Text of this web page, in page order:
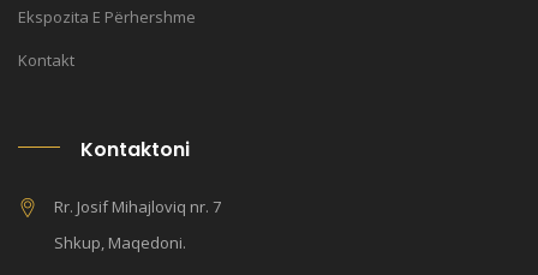
Ekspozita E Përhershme
Kontakt
Kontaktoni
Rr. Josif Mihajloviq nr. 7
Shkup, Maqedoni.